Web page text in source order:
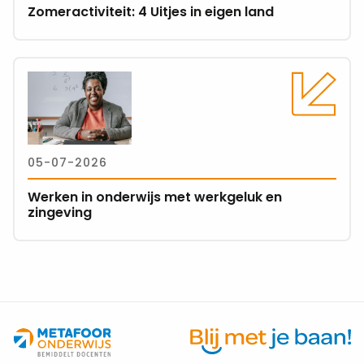
Zomeractiviteit: 4 Uitjes in eigen land
eigen
05-07-2026
Werken in onderwijs met werkgeluk en
zingeving
Werken
onderwijs
met
werkgeluk
en